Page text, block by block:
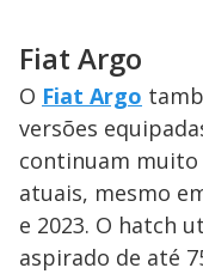
Fiat Argo
O Fiat Argo
versões
continuam muito
atuais, mesmo
e 2023. O hatch
aspirado de até